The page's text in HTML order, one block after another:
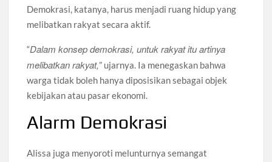
Demokrasi, katanya, harus menjadi ruang hidup yang
melibatkan rakyat secara aktif.
“Dalam konsep demokrasi, untuk rakyat itu artinya
melibatkan rakyat,” ujarnya. Ia menegaskan bahwa
warga tidak boleh hanya diposisikan sebagai objek
kebijakan atau pasar ekonomi.
Alarm Demokrasi
Alissa juga menyoroti melunturnya semangat